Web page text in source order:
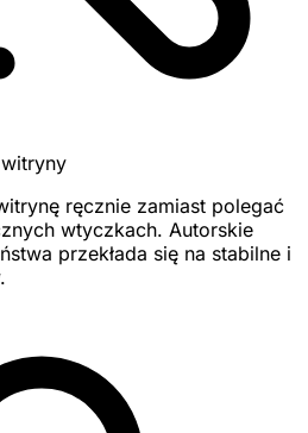
ręcznie zamiast polegać
wtyczkach. Autorskie
przekłada się na stabilne i